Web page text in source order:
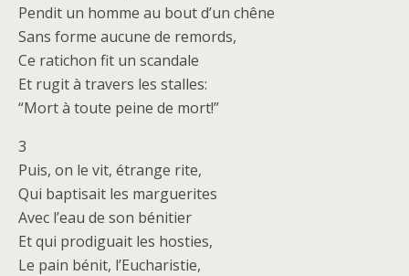
Pendit un homme au bout d’un chêne
Sans forme aucune de remords,
Ce ratichon fit un scandale
Et rugit à travers les stalles:
“Mort à toute peine de mort!”
3
Puis, on le vit, étrange rite,
Qui baptisait les marguerites
Avec l’eau de son bénitier
Et qui prodiguait les hosties,
Le pain bénit, l’Eucharistie,